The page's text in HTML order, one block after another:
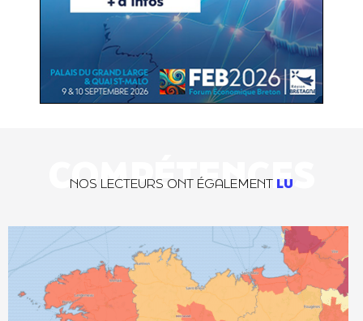
COMPÉTENCES
NOS LECTEURS ONT ÉGALEMENT LU